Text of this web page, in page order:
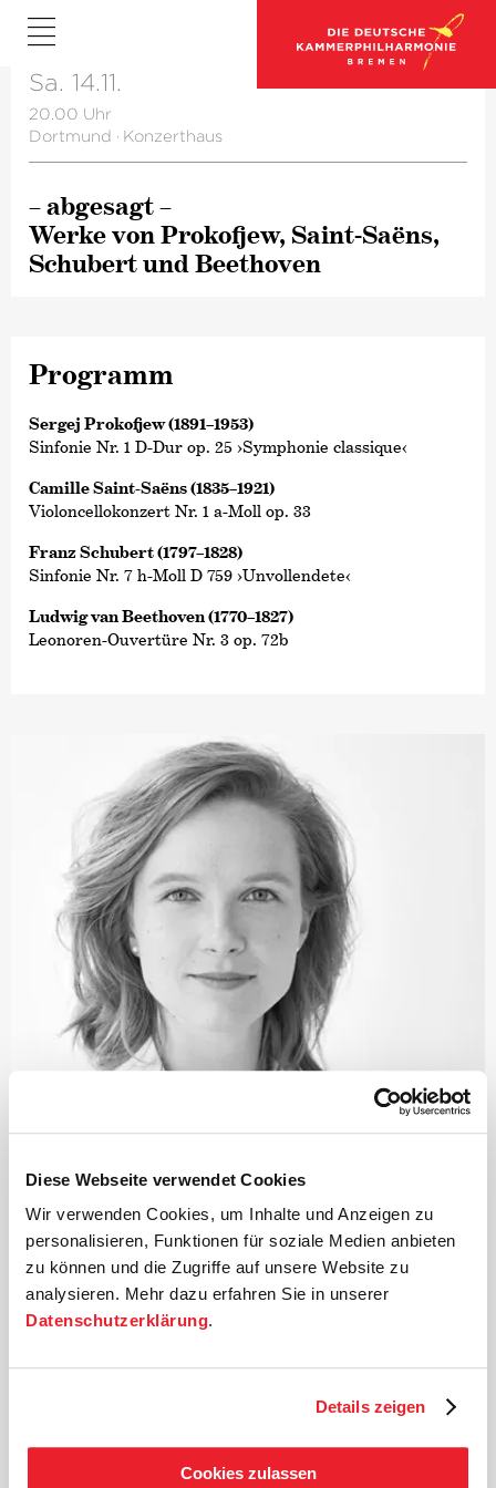
Diese Webseite verwendet Cookies
Wir verwenden Cookies, um Inhalte und Anzeigen zu
personalisieren, Funktionen für soziale Medien anbieten
zu können und die Zugriffe auf unsere Website zu
analysieren. Mehr dazu erfahren Sie in unserer
Datenschutzerklärung.
Details zeigen
Cookies zulassen
Sa. 14.11.
20.00 Uhr
Dortmund · Konzerthaus
– abgesagt –
Werke von Prokofjew, Saint-Saëns,
Schubert und Beethoven
Programm
Sergej Prokofjew (1891–1953)
Sinfonie Nr. 1 D-Dur op. 25 ›Symphonie classique‹
Camille Saint-Saëns (1835–1921)
Violoncellokonzert Nr. 1 a-Moll op. 33
Franz Schubert (1797–1828)
Sinfonie Nr. 7 h-Moll D 759 ›Unvollendete‹
Ludwig van Beethoven (1770–1827)
Leonoren-Ouvertüre Nr. 3 op. 72b
Dirigentin
Mirga Gražinytė-Tyla
Als Kind einer Musikerfamilie im litauischen Vilnius
und Orchesterdirigieren an der Grazer Universität für
Konservatorium in Bologna, an der Musikhochschule
Künste. 2009 wurde Mirga Gražinytė-Tyla in das